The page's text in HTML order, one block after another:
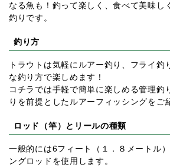
なる魚も！釣って楽しく、食べて美味し
釣りです。
釣り方
トラウトは気軽にルアー釣り、フライ釣
な釣り方で楽しめます！
コチラでは手軽で簡単に楽しめる管理釣
りを前提としたルアーフィッシングをご
ロッド（竿）とリールの種類
一般的には6フィート（１．８メートル
ングロッドを使用します。